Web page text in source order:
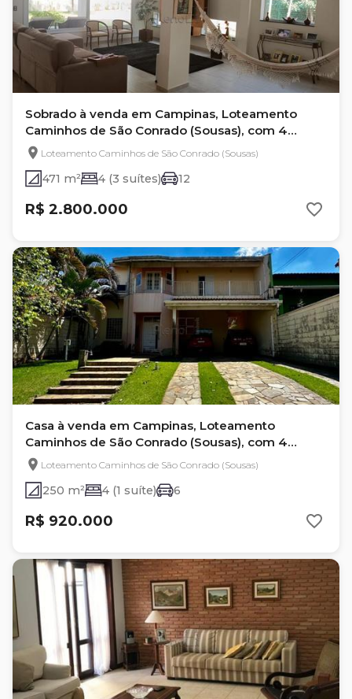
Sobrado à venda em Campinas, Loteamento
Caminhos de São Conrado (Sousas), com 4
quartos, com 471 m²
Loteamento Caminhos de São Conrado (Sousas)
471 m² 4 (3 suítes) 12
R$ 2.800.000
Casa à venda em Campinas, Loteamento
Caminhos de São Conrado (Sousas), com 4
quartos, com 250 m²
Loteamento Caminhos de São Conrado (Sousas)
250 m² 4 (1 suíte) 6
R$ 920.000